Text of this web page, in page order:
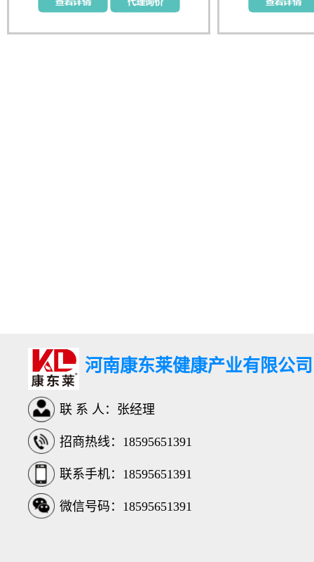
河南康东莱健康产业有限公司
联 系 人：张经理
招商热线：18595651391
联系手机：18595651391
微信号码：18595651391